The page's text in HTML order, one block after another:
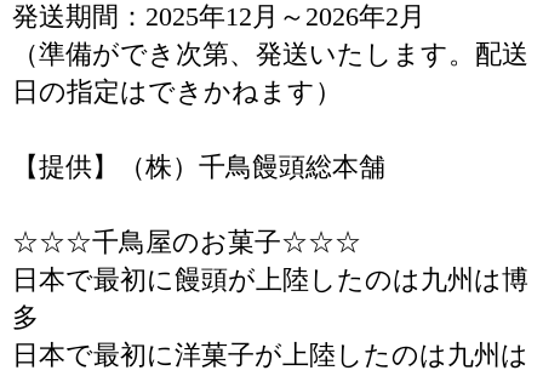
発送期間：2025年12月～2026年2月
（準備ができ次第、発送いたします。配送
日の指定はできかねます）
【提供】（株）千鳥饅頭総本舗
☆☆☆千鳥屋のお菓子☆☆☆
日本で最初に饅頭が上陸したのは九州は博
多
日本で最初に洋菓子が上陸したのは九州は